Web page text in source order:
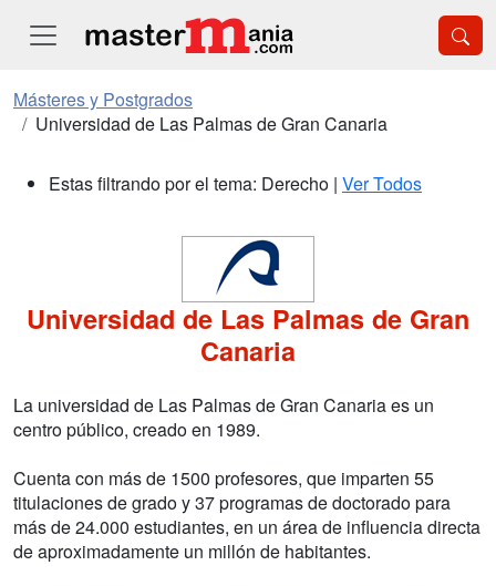
Másteres y Postgrados
Universidad de Las Palmas de Gran Canaria
Estas filtrando por el tema: Derecho | Ver Todos
Universidad de Las Palmas de Gran
Canaria
La universidad de Las Palmas de Gran Canaria es un
centro público, creado en 1989.
Cuenta con más de 1500 profesores, que imparten 55
titulaciones de grado y 37 programas de doctorado para
más de 24.000 estudiantes, en un área de influencia directa
de aproximadamente un millón de habitantes.